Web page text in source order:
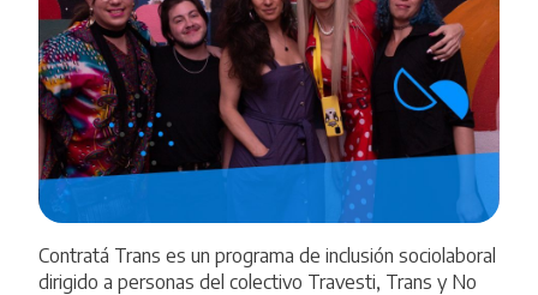
Contratá Trans es un programa de inclusión sociolaboral
dirigido a personas del colectivo Travesti, Trans y No